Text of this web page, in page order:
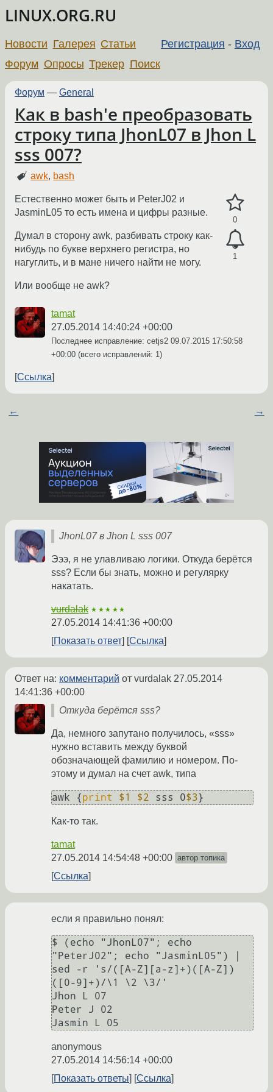
LINUX.ORG.RU
Регистрация - Вход
Новости Галерея Статьи
Форум Опросы Трекер Поиск
Форум — General
Как в bash'e преобразовать
строку типа JhonL07 в Jhon L
sss 007?
awk, bash
0
1
Естественно может быть и PeterJ02 и
JasminL05 то есть имена и цифры разные.
Думал в сторону awk, разбивать строку как-
нибудь по букве верхнего регистра, но
нагуглить, и в мане ничего найти не могу.
Или вообще не awk?
tamat
27.05.2014 14:40:24 +00:00
Последнее исправление: cetjs2 09.07.2015 17:50:58
+00:00 (всего исправлений: 1)
Ссылка
← →
JhonL07 в Jhon L sss 007
Эээ, я не улавливаю логики. Откуда берётся
sss? Если бы знать, можно и регулярку
накатать.
vurdalak ★★★★★
27.05.2014 14:41:36 +00:00
Показать ответ
Ссылка
Ответ на: комментарий от vurdalak 27.05.2014
14:41:36 +00:00
Откуда берётся sss?
Да, немного запутано получилось, «sss»
нужно вставить между буквой
обозначающей фамилию и номером. По-
этому и думал на счет awk, типа
awk {print $1 $2 sss 0$3}
Как-то так.
tamat
27.05.2014 14:54:48 +00:00 автор топика
Ссылка
если я правильно понял:
$ (echo "JhonL07"; echo
"PeterJ02"; echo "JasminL05") |
sed -r 's/([A-Z][a-z]+)([A-Z])
([0-9]+)/\1 \2 \3/'
Jhon L 07
Peter J 02
anonymous
27.05.2014 14:56:14 +00:00
Показать ответы
Ссылка